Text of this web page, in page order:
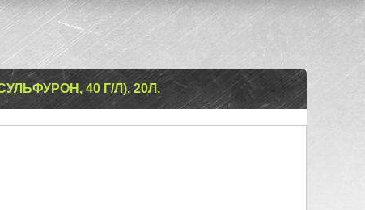
40 Г/Л), 20Л.